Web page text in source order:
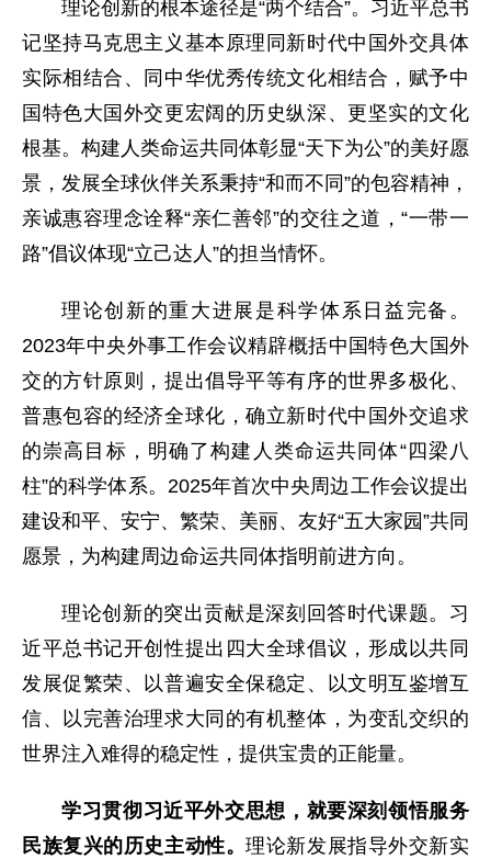
理论创新的根本途径是“两个结合”。习近平总书
记坚持马克思主义基本原理同新时代中国外交具体
实际相结合、同中华优秀传统文化相结合，赋予中
国特色大国外交更宏阔的历史纵深、更坚实的文化
根基。构建人类命运共同体彰显“天下为公”的美好愿
景，发展全球伙伴关系秉持“和而不同”的包容精神，
亲诚惠容理念诠释“亲仁善邻”的交往之道，“一带一
路”倡议体现“立己达人”的担当情怀。
理论创新的重大进展是科学体系日益完备。
2023年中央外事工作会议精辟概括中国特色大国外
交的方针原则，提出倡导平等有序的世界多极化、
普惠包容的经济全球化，确立新时代中国外交追求
的崇高目标，明确了构建人类命运共同体“四梁八
柱”的科学体系。2025年首次中央周边工作会议提出
建设和平、安宁、繁荣、美丽、友好“五大家园”共同
愿景，为构建周边命运共同体指明前进方向。
理论创新的突出贡献是深刻回答时代课题。习
近平总书记开创性提出四大全球倡议，形成以共同
发展促繁荣、以普遍安全保稳定、以文明互鉴增互
信、以完善治理求大同的有机整体，为变乱交织的
世界注入难得的稳定性，提供宝贵的正能量。
学习贯彻习近平外交思想，就要深刻领悟服务
民族复兴的历史主动性。理论新发展指导外交新实